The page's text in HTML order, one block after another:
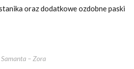
oraz dodatkowe ozdobne paski
Samanta – Zora